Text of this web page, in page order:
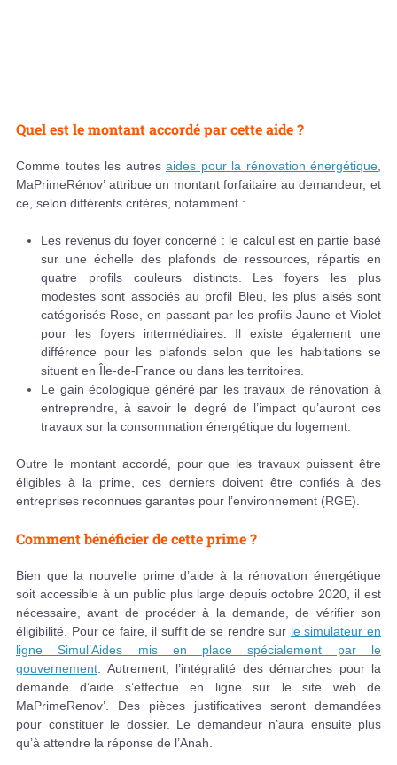
Quel est le montant accordé par cette aide ?
Comme toutes les autres aides pour la rénovation énergétique
MaPrimeRénov’ attribue un montant forfaitaire au demandeur, et
ce, selon différents critères, notamment :
Les revenus du foyer concerné : le calcul est en partie basé
sur une échelle des plafonds de ressources, répartis en
quatre profils couleurs distincts. Les foyers les plus
modestes sont associés au profil Bleu, les plus aisés sont
catégorisés Rose, en passant par les profils Jaune et Violet
pour les foyers intermédiaires. Il existe également une
différence pour les plafonds selon que les habitations se
situent en Île-de-France ou dans les territoires.
Le gain écologique généré par les travaux de rénovation à
entreprendre, à savoir le degré de l’impact qu’auront ces
travaux sur la consommation énergétique du logement.
Outre le montant accordé, pour que les travaux puissent être
éligibles à la prime, ces derniers doivent être confiés à des
entreprises reconnues garantes pour l’environnement (RGE).
Comment bénéficier de cette prime ?
Bien que la nouvelle prime d’aide à la rénovation énergétique
soit accessible à un public plus large depuis octobre 2020, il est
nécessaire, avant de procéder à la demande, de vérifier son
éligibilité. Pour ce faire, il suffit de se rendre sur le simulateur en
ligne Simul’Aides mis en place spécialement par le
gouvernement . Autrement, l’intégralité des démarches pour la
demande d’aide s’effectue en ligne sur le site web de
MaPrimeRenov’. Des pièces justificatives seront demandées
pour constituer le dossier. Le demandeur n’aura ensuite plus
qu’à attendre la réponse de l’Anah.